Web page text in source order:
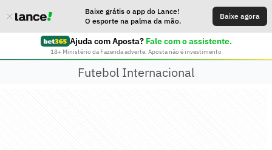
Baixe grátis o app do Lance!
O esporte na palma da mão.
Baixe agora
Ajuda com Aposta? Fale com o assistente.
18+ Ministério da Fazenda adverte: Aposta não é investimento
Futebol Internacional